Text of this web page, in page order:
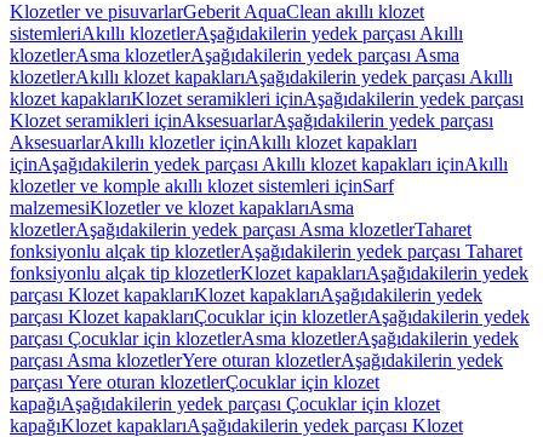
Klozetler ve pisuvarlarGeberit AquaClean akıllı klozet
sistemleriAkıllı klozetlerAşağıdakilerin yedek parçası Akıllı
klozetlerAsma klozetlerAşağıdakilerin yedek parçası Asma
klozetlerAkıllı klozet kapaklarıAşağıdakilerin yedek parçası Akıllı
klozet kapaklarıKlozet seramikleri içinAşağıdakilerin yedek parçası
Klozet seramikleri içinAksesuarlarAşağıdakilerin yedek parçası
AksesuarlarAkıllı klozetler içinAkıllı klozet kapakları
içinAşağıdakilerin yedek parçası Akıllı klozet kapakları içinAkıllı
klozetler ve komple akıllı klozet sistemleri içinSarf
malzemesiKlozetler ve klozet kapaklarıAsma
klozetlerAşağıdakilerin yedek parçası Asma klozetlerTaharet
fonksiyonlu alçak tip klozetlerAşağıdakilerin yedek parçası Taharet
fonksiyonlu alçak tip klozetlerKlozet kapaklarıAşağıdakilerin yedek
parçası Klozet kapaklarıKlozet kapaklarıAşağıdakilerin yedek
parçası Klozet kapaklarıÇocuklar için klozetlerAşağıdakilerin yedek
parçası Çocuklar için klozetlerAsma klozetlerAşağıdakilerin yedek
parçası Asma klozetlerYere oturan klozetlerAşağıdakilerin yedek
parçası Yere oturan klozetlerÇocuklar için klozet
kapağıAşağıdakilerin yedek parçası Çocuklar için klozet
kapağıKlozet kapaklarıAşağıdakilerin yedek parçası Klozet